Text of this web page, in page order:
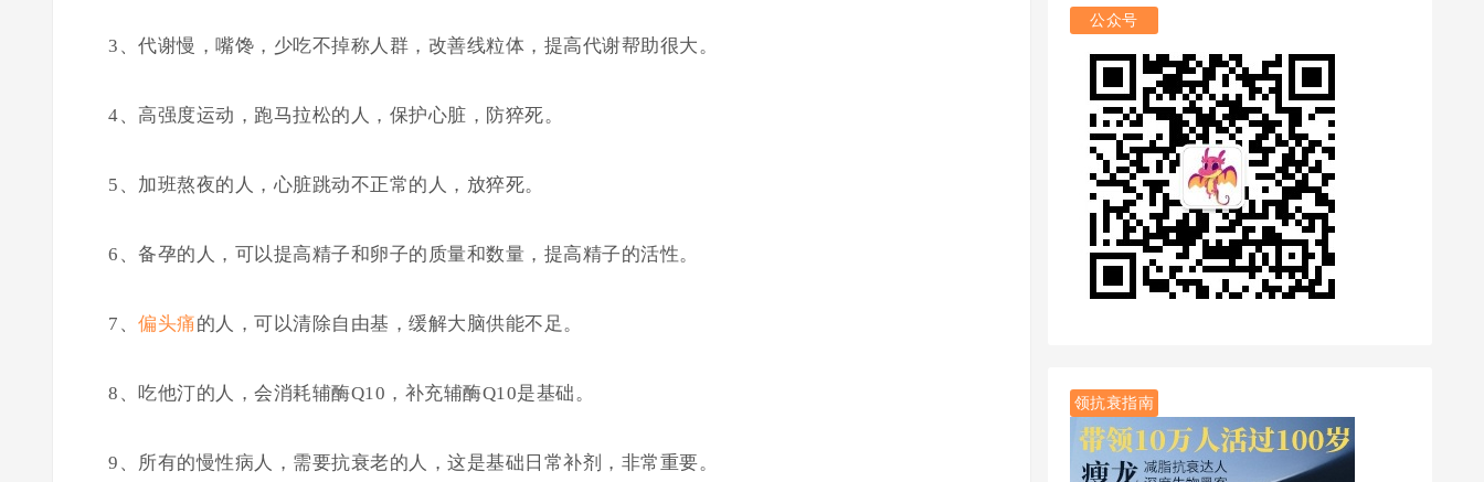
3、代谢慢，嘴馋，少吃不掉称人群，改善线粒体，提高代谢帮助很大。
4、高强度运动，跑马拉松的人，保护心脏，防猝死。
5、加班熬夜的人，心脏跳动不正常的人，放猝死。
6、备孕的人，可以提高精子和卵子的质量和数量，提高精子的活性。
7、 偏头痛的人，可以清除自由基，缓解大脑供能不足。
8、吃他汀的人，会消耗辅酶Q10，补充辅酶Q10是基础。
9、所有的慢性病人，需要抗衰老的人，这是基础日常补剂，非常重要。
公众号
领抗衰指南